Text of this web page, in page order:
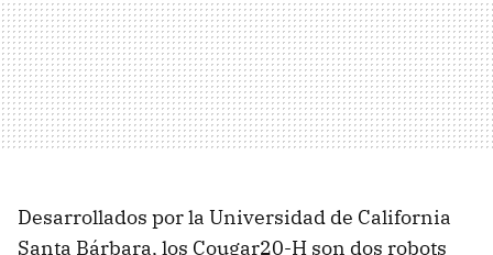
Desarrollados por la Universidad de California
Santa Bárbara, los Cougar20-H son dos robots